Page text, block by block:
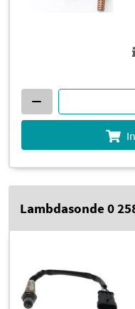
Lambdasonde 0